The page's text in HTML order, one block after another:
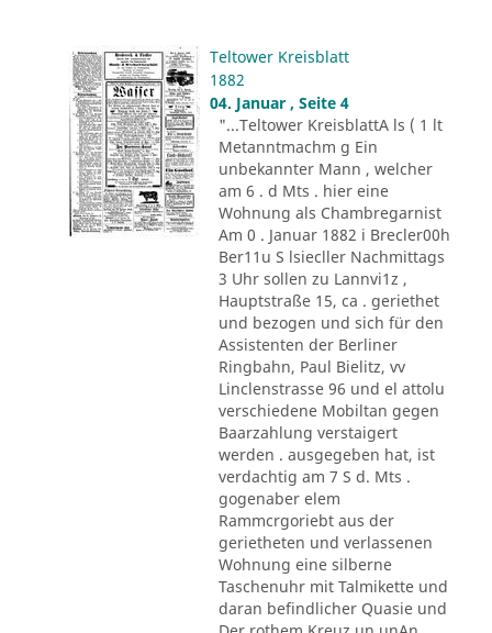
Teltower Kreisblatt
1882
04. Januar , Seite 4
"...Teltower KreisblattA ls ( 1 lt
Metanntmachm g Ein
unbekannter Mann , welcher
am 6 . d Mts . hier eine
Wohnung als Chambregarnist
Am 0 . Januar 1882 i Brecler00h
Ber11u S lsiecller Nachmittags
3 Uhr sollen zu Lannvi1z ,
Hauptstraße 15, ca . geriethet
und bezogen und sich für den
Assistenten der Berliner
Ringbahn, Paul Bielitz, vv
Linclenstrasse 96 und el attolu
verschiedene Mobiltan gegen
Baarzahlung verstaigert
werden . ausgegeben hat, ist
verdachtig am 7 S d. Mts .
gogenaber elem
Rammcrgoriebt aus der
gerietheten und verlassenen
Wohnung eine silberne
Taschenuhr mit Talmikette und
daran befindlicher Quasie und